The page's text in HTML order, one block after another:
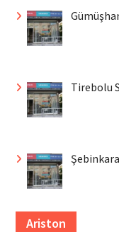
Tirebolu
Ariston